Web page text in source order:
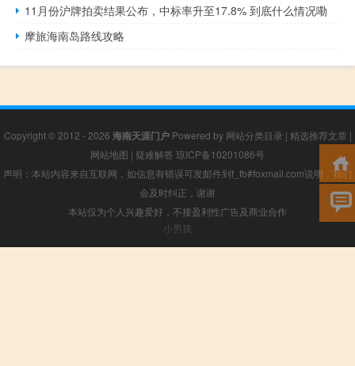
11月份沪牌拍卖结果公布，中标率升至17.8% 到底什么情况嘞
摩旅海南岛路线攻略
Copyright © 2012 - 2026 海南天涯门户Powered by 网站分类目录 | 精选推荐文章 |
网站地图 | 疑难解答 琼ICP备10201086号
声明：本站内容来自互联网，如信息有错误可发邮件到f_fb#foxmail.com说明，我们
会及时纠正，谢谢
本站仅为个人兴趣爱好，不接盈利性广告及商业合作
小男孩